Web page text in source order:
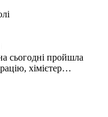
сьогодні пройшла
хімієтер…